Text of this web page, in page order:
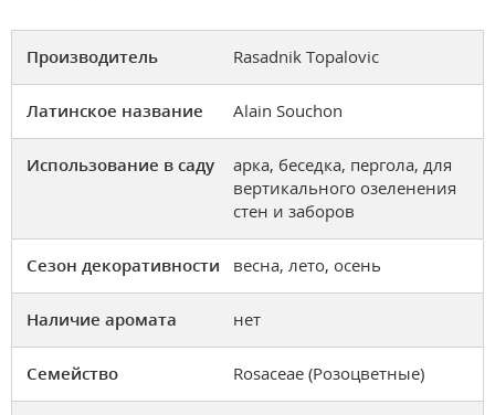
Производитель Rasadnik Topalovic
Латинское название Alain Souchon
Использование в саду
арка, беседка, пергола, для
вертикального озеленения
стен и заборов
Сезон декоративности весна, лето, осень
Наличие аромата нет
Семейство Rosaceae (Розоцветные)